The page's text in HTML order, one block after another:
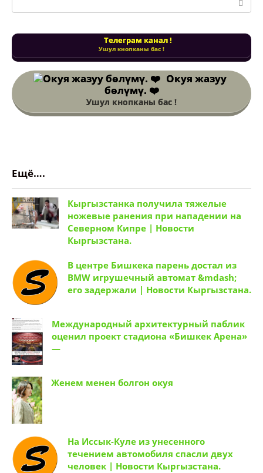
Телеграм канал !
Ушул кнопканы бас !
Окуя жазуу
бөлүмү. ❤️
Ушул кнопканы бас !
Ещё….
Кыргызстанка получила тяжелые
ножевые ранения при нападении на
Северном Кипре | Новости
Кыргызстана.
В центре Бишкека парень достал из
BMW игрушечный автомат &mdash;
его задержали | Новости Кыргызстана.
Международный архитектурный паблик
оценил проект стадиона «Бишкек Арена»
—
Женем менен болгон окуя
На Иссык-Куле из унесенного
течением автомобиля спасли двух
человек | Новости Кыргызстана.